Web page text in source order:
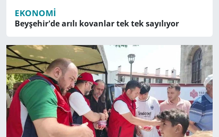
EKONOMI
Beyşehir'de arılı kovanlar tek tek sayılıyor